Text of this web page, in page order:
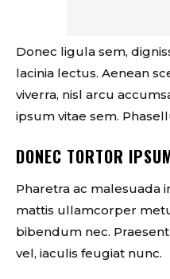
Donec ligula sem,
lacinia lectus. Aenean
viverra, nisl arcu
ipsum vitae sem.
DONEC TORTOR
Pharetra ac malesuada
mattis ullamcorper
bibendum nec.
vel, iaculis feugiat nunc.